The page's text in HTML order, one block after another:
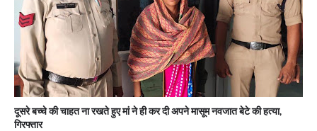
दूसरे बच्चे की चाहत ना रखते हुए मां ने ही कर दी अपने मासूम नवजात बेटे की हत्या,
गिरफ्तार